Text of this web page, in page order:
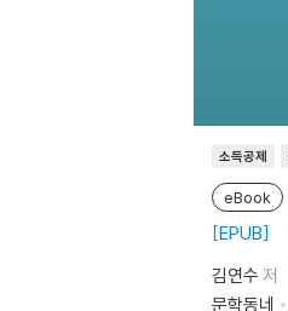
소득공제
eBook
EPUB
김연수 저
문학동네